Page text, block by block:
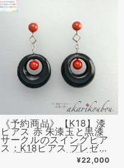
《予約商品》【K18】漆
ピアス 赤 朱漆玉と黒漆
サークルのスイングピア
ス：K18ピアス プレゼン
ト 還暦祝い 伝統工芸 金
¥22,000